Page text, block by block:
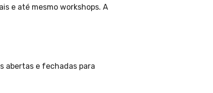
e até mesmo workshops. A
abertas e fechadas para